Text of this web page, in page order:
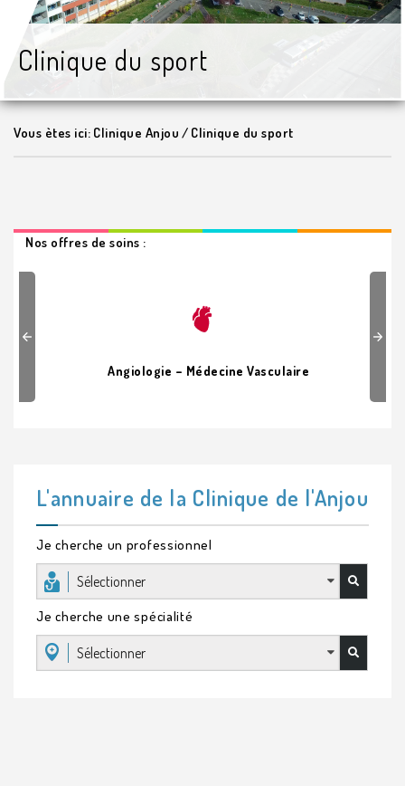
Clinique du sport
Vous ètes ici: Clinique Anjou / Clinique du sport
Nos offres de soins :
Previous
Angiologie – Médecine Vasculaire
Next
L'annuaire de la Clinique de l'Anjou
Je cherche un professionnel
Sélectionner
Je cherche une spécialité
Sélectionner